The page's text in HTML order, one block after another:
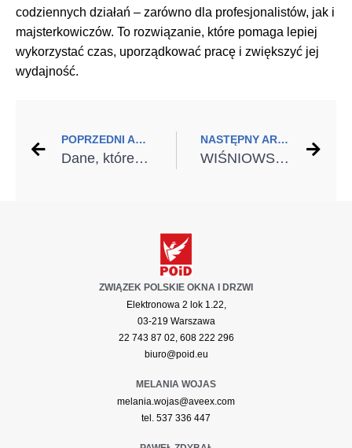
codziennych działań – zarówno dla profesjonalistów, jak i
majsterkowiczów. To rozwiązanie, które pomaga lepiej
wykorzystać czas, uporządkować pracę i zwiększyć jej
wydajność.
POPRZEDNI ARTYKUŁ
Dane, które napędzają efektywność – case study WIŚNIOWSKI
NASTĘPNY ARTYKUŁ
WIŚNIOWSKI z nagrodą „The Best of Industry 4.0” i głosem w dyskusji o zarządzaniu produkcją jutra
ZWIĄZEK POLSKIE OKNA I DRZWI
Elektronowa 2 lok 1.22,
03-219 Warszawa
22 743 87 02, 608 222 296
biuro@poid.eu
MELANIA WOJAS
melania.wojas@aveex.com
tel. 537 336 447